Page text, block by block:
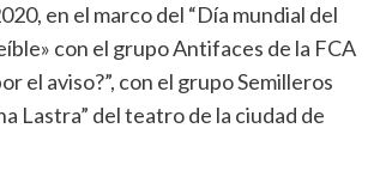
en el marco del “Día mundial del
con el grupo Antifaces de la FCA
el aviso?”, con el grupo Semilleros
Lastra” del teatro de la ciudad de